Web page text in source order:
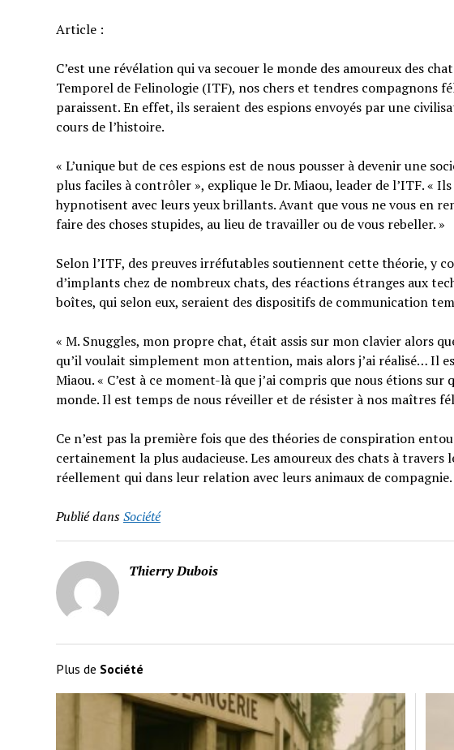
Article :
C’est une révélation qui va secouer le monde des amoureux des
Temporel de Felinologie (ITF), nos chers et tendres compagnons
paraissent. En effet, ils seraient des espions envoyés par une
cours de l’histoire.
« L’unique but de ces espions est de nous pousser à devenir une
plus faciles à contrôler », explique le Dr. Miaou, leader de l’ITF. «
hypnotisent avec leurs yeux brillants. Avant que vous ne vous en
faire des choses stupides, au lieu de travailler ou de vous rebeller. »
Selon l’ITF, des preuves irréfutables soutiennent cette théorie, y
d’implants chez de nombreux chats, des réactions étranges aux
boîtes, qui selon eux, seraient des dispositifs de communication
« M. Snuggles, mon propre chat, était assis sur mon clavier alors
qu’il voulait simplement mon attention, mais alors j’ai réalisé… Il
Miaou. « C’est à ce moment-là que j’ai compris que nous étions
monde. Il est temps de nous réveiller et de résister à nos maîtres
Ce n’est pas la première fois que des théories de conspiration
certainement la plus audacieuse. Les amoureux des chats à
réellement qui dans leur relation avec leurs animaux de compagnie.
Publié dansSociété
Thierry Dubois
Plus de Société